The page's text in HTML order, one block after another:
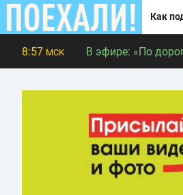
Как
8:57 МСК В эфире: «По